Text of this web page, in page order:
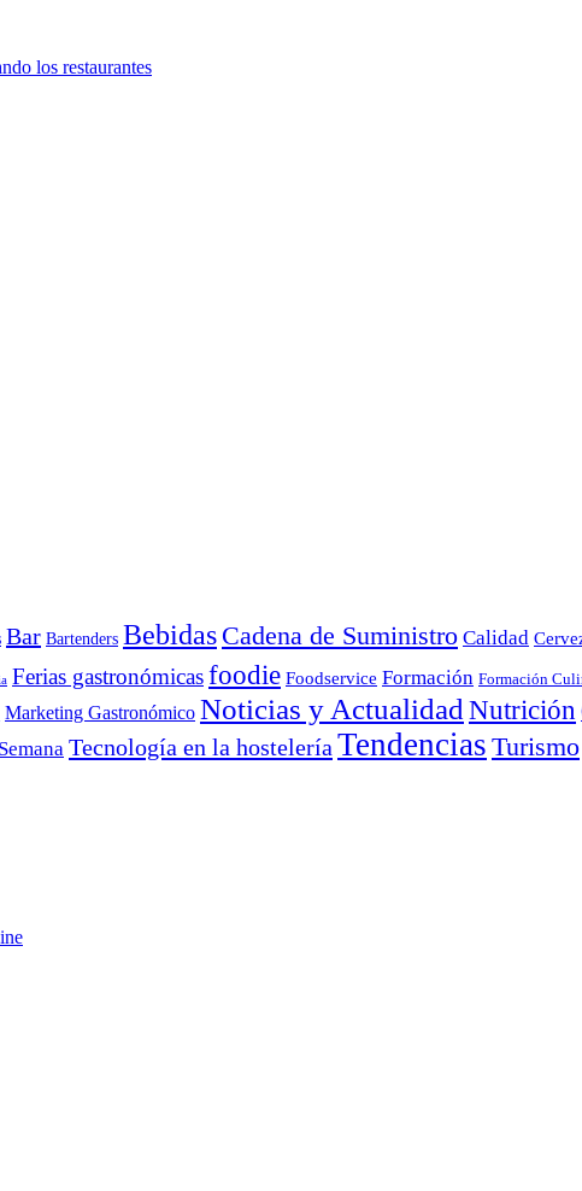
los restaurantes
Bar Bartenders Bebidas Cadena de Suministro Calidad
Ferias gastronómicasfoodie Foodservice Formación Formación
Marketing Gastronómico Noticias y Actualidad Nutrición
Tecnología en la hostelería Tendencias Turismo